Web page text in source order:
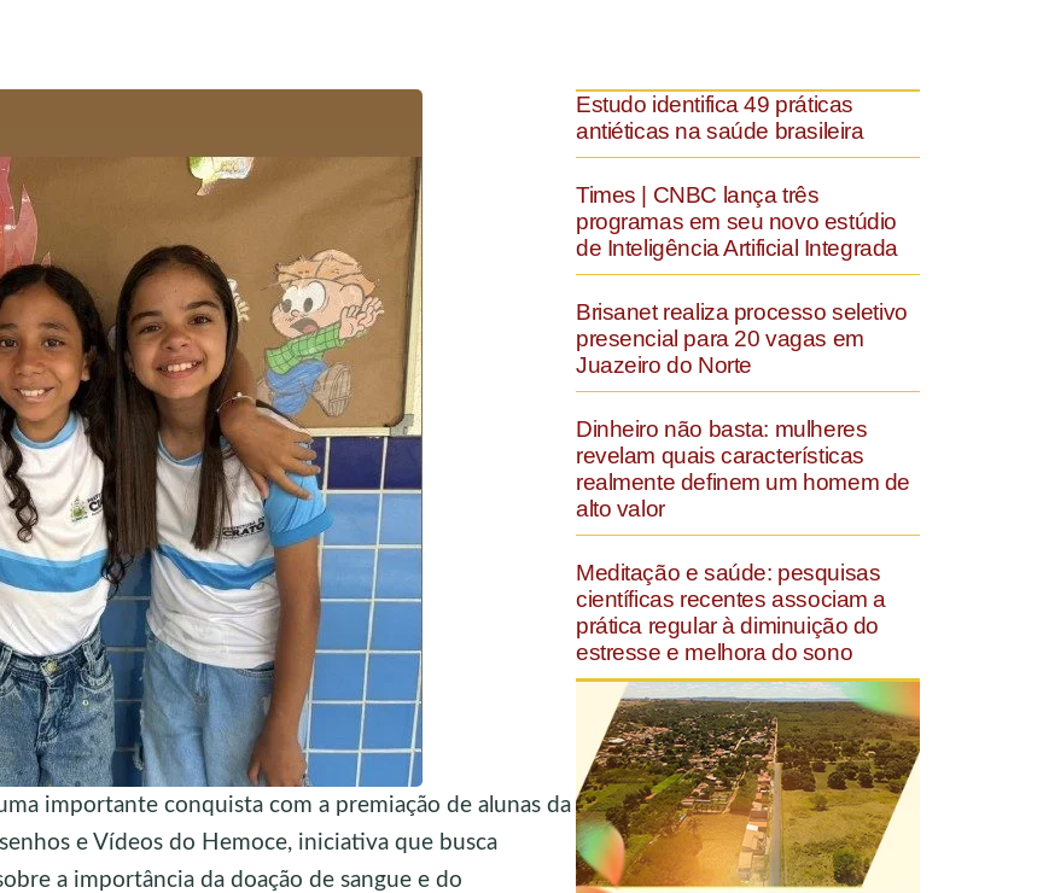
importante conquista com a premiação de alunas da
e Vídeos do Hemoce, iniciativa que busca
a importância da doação de sangue e do
Estudo identifica 49 práticas
antiéticas na saúde brasileira
Times | CNBC lança três
programas em seu novo estúdio
de Inteligência Artificial Integrada
Brisanet realiza processo seletivo
presencial para 20 vagas em
Juazeiro do Norte
Dinheiro não basta: mulheres
revelam quais características
realmente definem um homem de
alto valor
Meditação e saúde: pesquisas
científicas recentes associam a
prática regular à diminuição do
estresse e melhora do sono